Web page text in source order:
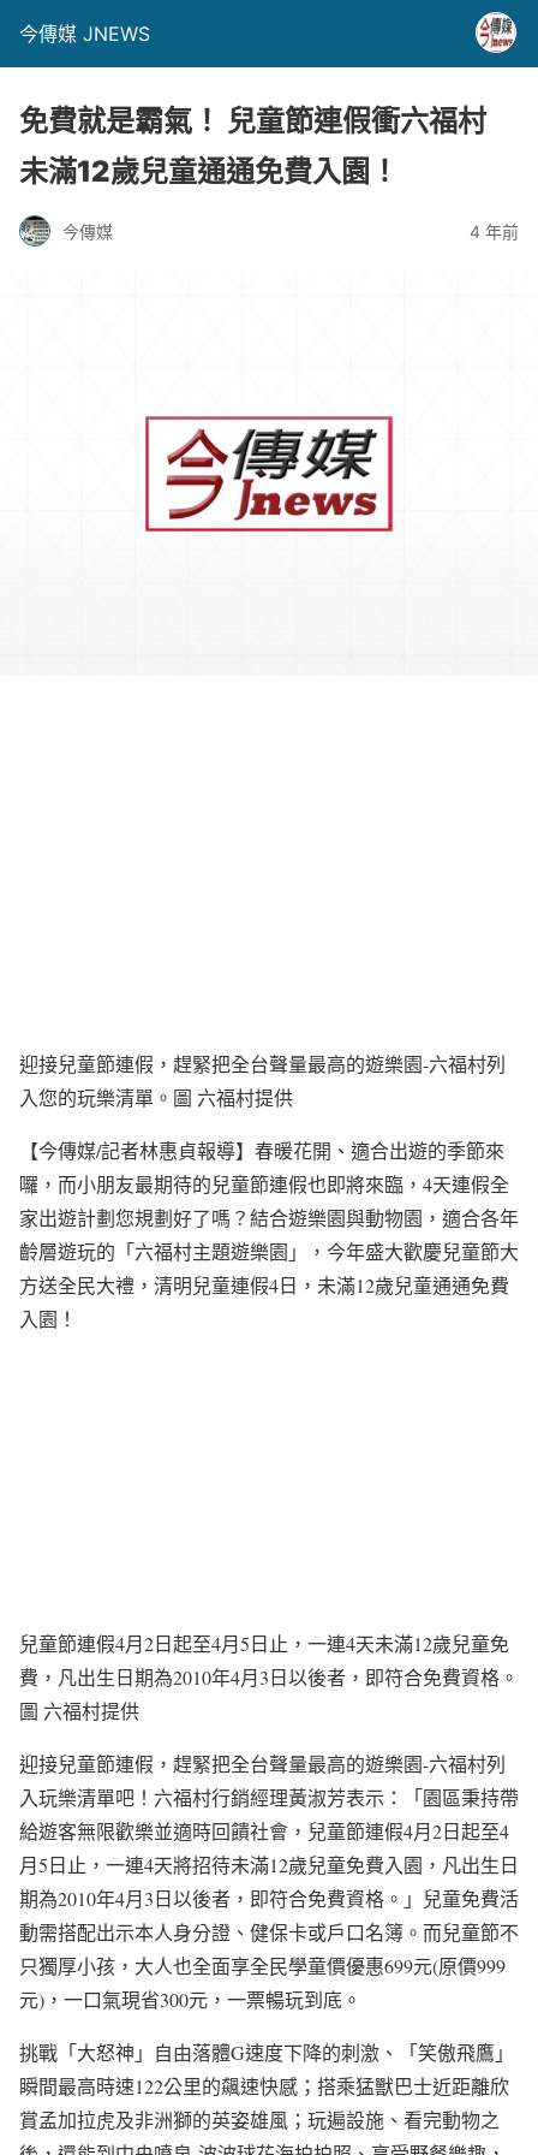
今傳媒 JNEWS
免費就是霸氣！ 兒童節連假衝六福村
未滿12歲兒童通通免費入園！
今傳媒 4 年前
迎接兒童節連假，趕緊把全台聲量最高的遊樂園-六福村列
入您的玩樂清單。圖 六福村提供
【今傳媒/記者林惠貞報導】春暖花開、適合出遊的季節來
囉，而小朋友最期待的兒童節連假也即將來臨，4天連假全
家出遊計劃您規劃好了嗎？結合遊樂園與動物園，適合各年
齡層遊玩的「六福村主題遊樂園」，今年盛大歡慶兒童節大
方送全民大禮，清明兒童連假4日，未滿12歲兒童通通免費
入園！
兒童節連假4月2日起至4月5日止，一連4天未滿12歲兒童免
費，凡出生日期為2010年4月3日以後者，即符合免費資格。
圖 六福村提供
迎接兒童節連假，趕緊把全台聲量最高的遊樂園-六福村列
入玩樂清單吧！六福村行銷經理黃淑芳表示：「園區秉持帶
給遊客無限歡樂並適時回饋社會，兒童節連假4月2日起至4
月5日止，一連4天將招待未滿12歲兒童免費入園，凡出生日
期為2010年4月3日以後者，即符合免費資格。」兒童免費活
動需搭配出示本人身分證、健保卡或戶口名簿。而兒童節不
只獨厚小孩，大人也全面享全民學童價優惠699元(原價999
元)，一口氣現省300元，一票暢玩到底。
挑戰「大怒神」自由落體G速度下降的刺激、「笑傲飛鷹」
瞬間最高時速122公里的飆速快感；搭乘猛獸巴士近距離欣
賞孟加拉虎及非洲獅的英姿雄風；玩遍設施、看完動物之